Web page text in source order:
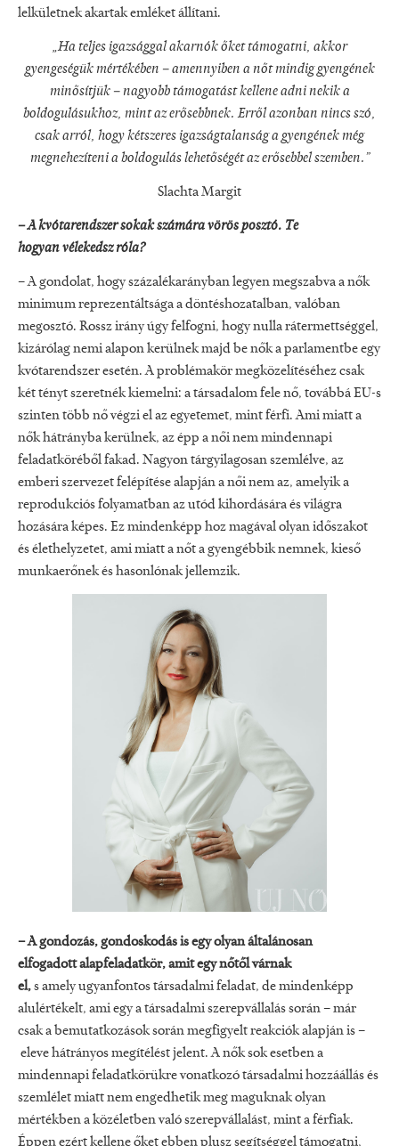
lelkületnek akartak emléket állítani.
„Ha teljes igazsággal akarnók őket támogatni, akkor
gyengeségük mértékében – amennyiben a nőt mindig gyengének
minősítjük – nagyobb támogatást kellene adni nekik a
boldogulásukhoz, mint az erősebbnek. Erről azonban nincs szó,
csak arról, hogy kétszeres igazságtalanság a gyengének még
megnehezíteni a boldogulás lehetőségét az erősebbel szemben.”
Slachta Margit
– A kvótarendszer sokak számára vörös posztó. Te
hogyan vélekedsz róla?
– A gondolat, hogy százalékarányban legyen megszabva a nők
minimum reprezentáltsága a döntéshozatalban, valóban
megosztó. Rossz irány úgy felfogni, hogy nulla rátermettséggel,
kizárólag nemi alapon kerülnek majd be nők a parlamentbe egy
kvótarendszer esetén. A problémakör megközelítéséhez csak
két tényt szeretnék kiemelni: a társadalom fele nő, továbbá EU-s
szinten több nő végzi el az egyetemet, mint férfi. Ami miatt a
nők hátrányba kerülnek, az épp a női nem mindennapi
feladatköréből fakad. Nagyon tárgyilagosan szemlélve, az
emberi szervezet felépítése alapján a női nem az, amelyik a
reprodukciós folyamatban az utód kihordására és világra
hozására képes. Ez mindenképp hoz magával olyan időszakot
és élethelyzetet, ami miatt a nőt a gyengébbik nemnek, kieső
munkaerőnek és hasonlónak jellemzik.
– A gondozás, gondoskodás is egy olyan általánosan
elfogadott alapfeladatkör, amit egy nőtől várnak
el,s amely ugyanfontos társadalmi feladat, de mindenképp
alulértékelt, ami egy a társadalmi szerepvállalás során – már
csak a bemutatkozások során megfigyelt reakciók alapján is –
eleve hátrányos megítélést jelent. A nők sok esetben a
mindennapi feladatkörükre vonatkozó társadalmi hozzáállás és
szemlélet miatt nem engedhetik meg maguknak olyan
mértékben a közéletben való szerepvállalást, mint a férfiak.
Éppen ezért kellene őket ebben plusz segítséggel támogatni,